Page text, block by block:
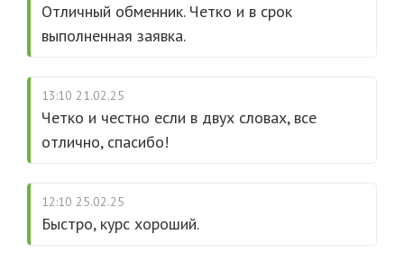
Отличный обменник. Четко и в срок
выполненная заявка.
13:10 21.02.25
Четко и честно если в двух словах, все
отлично, спасибо!
12:10 25.02.25
Быстро, курс хороший.